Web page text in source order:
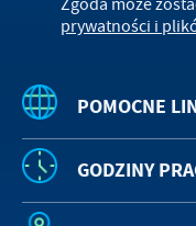
POMOCNE
prywatności i
GODZINY
treści w postaci
społecznościowych.